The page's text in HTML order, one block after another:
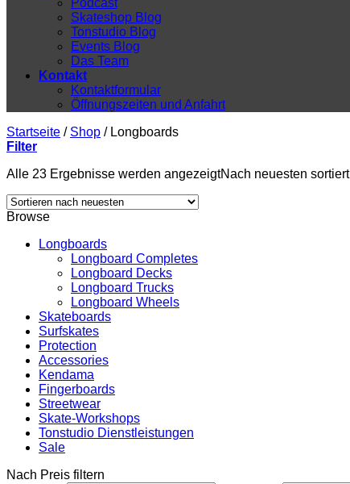
Podcast
Skateshop Blog
Tonstudio Blog
Events Blog
Das Team
Kontakt
Kontaktformular
Öffnungszeiten und Anfahrt
Startseite / Shop /Longboards
Filter
Alle 23 Ergebnisse werden angezeigtNach neuesten sortiert
Browse
Longboards
Longboard Completes
Longboard Decks
Longboard Trucks
Longboard Wheels
Skateboards
Surfskates
Protection
Accessories
Kendama
Fingerboards
Streetwear
Skate-Workshops
Tonstudio Dienstleistungen
Sale
Nach Preis filtern